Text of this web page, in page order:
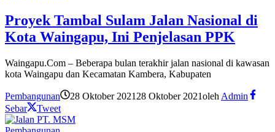
Proyek Tambal Sulam Jalan Nasional di
Kota Waingapu, Ini Penjelasan PPK
Waingapu.Com – Beberapa bulan terakhir jalan nasional di kawasan
kota Waingapu dan Kecamatan Kambera, Kabupaten
Pembangunan 28 Oktober 2021 28 Oktober 2021oleh Admin
Sebar
Tweet